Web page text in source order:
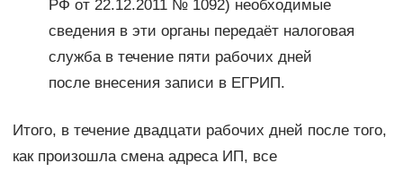
РФ от 22.12.2011 № 1092) необходимые
сведения в эти органы передаёт налоговая
служба в течение пяти рабочих дней
после внесения записи в ЕГРИП.
Итого, в течение двадцати рабочих дней после того,
как произошла смена адреса ИП, все